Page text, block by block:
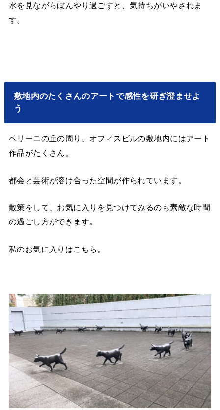
水を見ながらぼんやり過ごすと、気持ちがいやされま
す。
敷地内のたくさんのアートで感性を研ぎ澄ませよ
う
ベリーニの丘の周り、オフィスビルの敷地内にはアート
作品がたくさん。
都会と芸術が溶け合った空間が作られています。
散策をして、お気に入りを見つけてみるのも素敵な時間
の過ごし方ができます。
私のお気に入りはこちら。